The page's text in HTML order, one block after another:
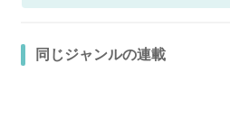
同じジャンルの連載